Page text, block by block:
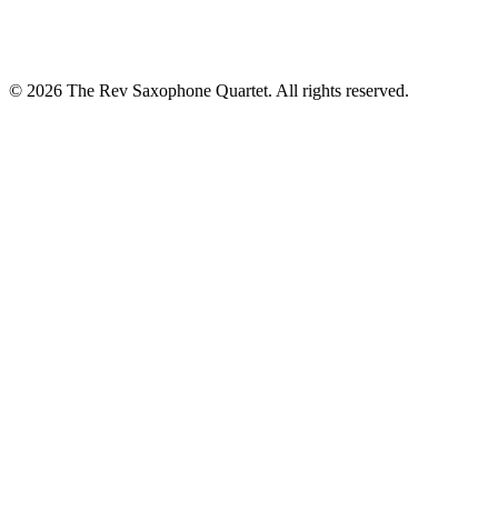
© 2026 The Rev Saxophone Quartet. All rights reserved.